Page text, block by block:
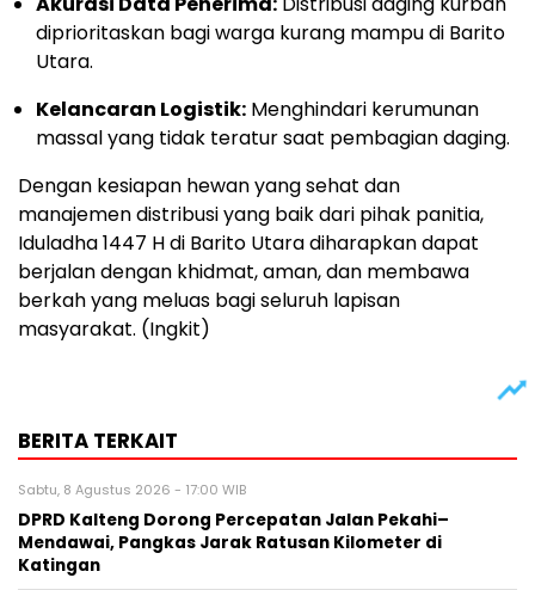
diprioritaskan bagi warga kurang mampu di Barito
Utara.
Kelancaran Logistik: Menghindari kerumunan
massal yang tidak teratur saat pembagian daging.
Dengan kesiapan hewan yang sehat dan
manajemen distribusi yang baik dari pihak panitia,
Iduladha 1447 H di Barito Utara diharapkan dapat
berjalan dengan khidmat, aman, dan membawa
berkah yang meluas bagi seluruh lapisan
masyarakat. (Ingkit)
BERITA TERKAIT
Sabtu, 8 Agustus 2026 - 17:00 WIB
DPRD Kalteng Dorong Percepatan Jalan Pekahi–
Mendawai, Pangkas Jarak Ratusan Kilometer di
Katingan